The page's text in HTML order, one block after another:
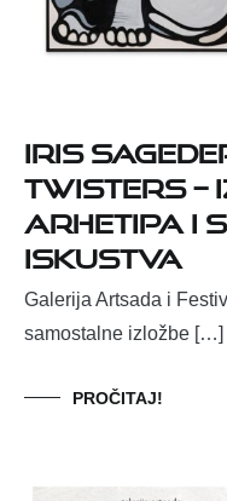
Iris
Twisters –
arhetipa i
iskustva
Galerija Artsada i
samostalne izložbe […]
PROČITAJ!